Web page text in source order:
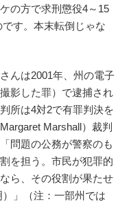
の方で求刑懲役4～15
す。本末転倒じゃな
んは2001年、州の電子
影した罪）で逮捕され
所は4対2で有罪判決を
Marshall）裁判
問題の公務が警察のも
を担う。市民が犯罪的
ら、その役割が果たせ
」（注：一部州では